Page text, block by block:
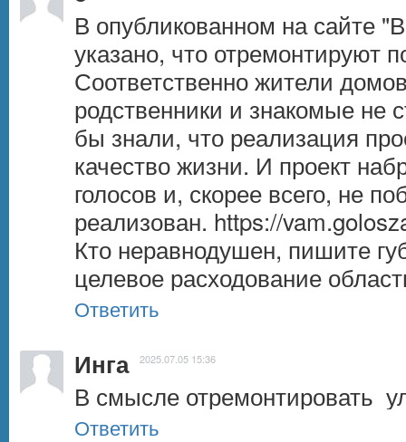
В опубликованном на сайте
указано, что отремонтируют
Соответственно жители
родственники и знакомые не
бы знали, что реализация
качество жизни. И проект
голосов и, скорее всего, не
реализован. https://
Кто неравнодушен, пишите
целевое расходование
Ответить
Инга 2025.07.05 15:36
В смысле отремонтировать
Ответить